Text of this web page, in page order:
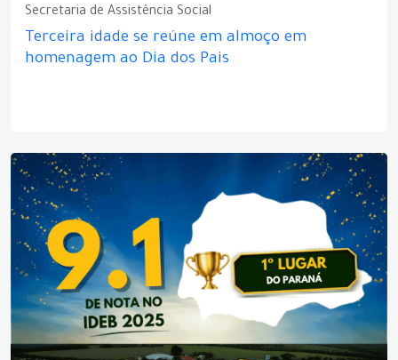
Secretaria de Assistência Social
Terceira idade se reúne em almoço em
homenagem ao Dia dos Pais